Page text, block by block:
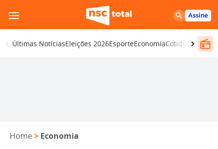
para
o
conteúdo
Assine
Últimas NotíciasEleições 2026EsporteEconomiaCotidiano
Home > Economia